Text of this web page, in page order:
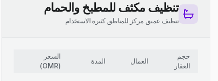
تنظيف مكثف للمطبخ والحمام
تنظيف عميق مركز للمناطق كثيرة الاستخدام
حجم
العقار
العمال المدة
السعر
(
OMR
)